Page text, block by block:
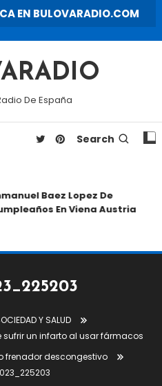
EN BULOVARADIO.COM
De España
Search
Baez Lopez De
En Viena Austria
Y SALUD
sufrir un infarto al usar fármacos
frenador descongestivo